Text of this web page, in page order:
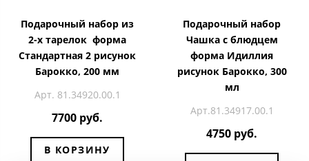
Подарочный набор из
2-х тарелок форма
Стандартная 2 рисунок
Барокко, 200 мм
Арт. 81.34920.00.1
7700 руб.
В КОРЗИНУ
Подарочный набор
Чашка с блюдцем
форма Идиллия
рисунок Барокко, 300
мл
Арт.81.34917.00.1
4750 руб.